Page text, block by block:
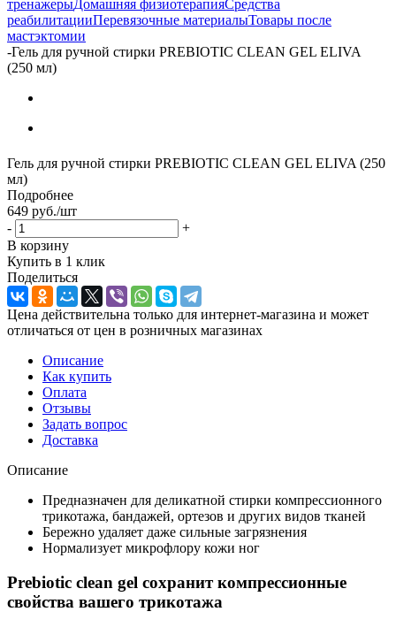
тренажерыДомашняя физиотерапияСредства
реабилитацииПеревязочные материалыТовары после
мастэктомии
-Гель для ручной стирки PREBIOTIC CLEAN GEL ELIVA
(250 мл)
Гель для ручной стирки PREBIOTIC CLEAN GEL ELIVA (250
мл)
Подробнее
649 руб./шт
-
+
В корзину
Купить в 1 клик
Поделиться
Цена действительна только для интернет-магазина и может
отличаться от цен в розничных магазинах
Описание
Как купить
Оплата
Отзывы
Задать вопрос
Доставка
Описание
Предназначен для деликатной стирки компрессионного
трикотажа, бандажей, ортезов и других видов тканей
Бережно удаляет даже сильные загрязнения
Нормализует микрофлору кожи ног
Prebiotic clean gel сохранит компрессионные
свойства вашего трикотажа